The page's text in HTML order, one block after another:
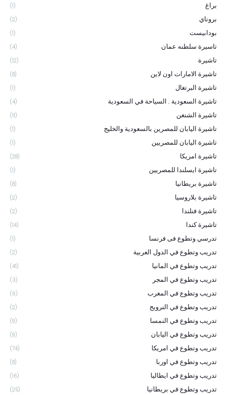
براغ (1)
بروناي (2)
بودابيست (1)
تاسيرة سلطنه عمان (4)
تاشيرة (12)
تاشيرة الامارات اون لاين (8)
تاشيرة البرتغال (1)
تاشيرة السعودية . السياحة في السعودية (4)
تاشيرة الشنغن (11)
تاشيرة اليابان للمصرين بالسعودية والخليج (1)
تاشيرة اليابان للمصريين (1)
تاشيرة امريكا (28)
تاشيرة ايسلندا للمصريين (1)
تاشيرة بريطانيا (8)
تاشيرة بلاروسيا (2)
تاشيرة فنلندا (2)
تاشيرة كندا (14)
تدرسي وتطوع فى فرنسا (1)
تدريب وتطوع في الدول العربية (2)
تدريب وتطوع في المانيا (41)
تدريب وتطوع في المجر (3)
تدريب وتطوع في المغرب (6)
تدريب وتطوع في النرويج (2)
تدريب وتطوع في النمسا (9)
تدريب وتطوع في اليابان (9)
تدريب وتطوع في امريكا (74)
تدريب وتطوع في اوربا (8)
تدريب وتطوع في ايطاليا (16)
تدريب وتطوع في بريطانيا (25)